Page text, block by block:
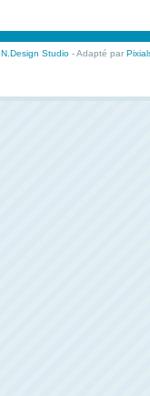
N.Design Studio - Adapté par